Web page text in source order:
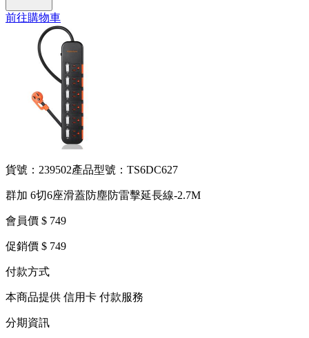
前往購物車
貨號：239502產品型號：TS6DC627
群加 6切6座滑蓋防塵防雷擊延長線-2.7M
會員價 $ 749
促銷價 $ 749
付款方式
本商品提供 信用卡 付款服務
分期資訊